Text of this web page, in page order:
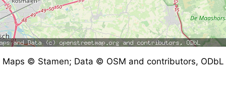
Maps © Stamen; Data © OSM and contributors, ODbL